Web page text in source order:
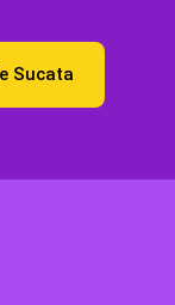
Sucata​